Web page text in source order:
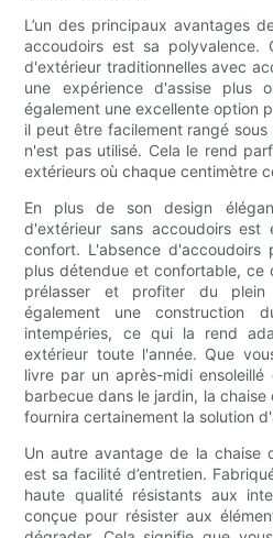
L’un des principaux avantages
accoudoirs est sa polyvalence.
d'extérieur traditionnelles avec
une expérience d'assise plus
également une excellente option
il peut être facilement rangé
n'est pas utilisé. Cela le rend
extérieurs où chaque centimètre
En plus de son design
d'extérieur sans accoudoirs est
confort. L'absence d'accoudoirs
plus détendue et confortable, ce
prélasser et profiter du
également une construction
intempéries, ce qui la rend
extérieur toute l'année. Que
livre par un après-midi
barbecue dans le jardin, la
fournira certainement la solution
Un autre avantage de la chaise
est sa facilité d’entretien.
haute qualité résistants aux
conçue pour résister aux